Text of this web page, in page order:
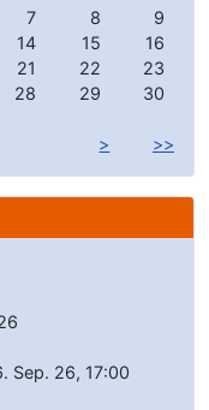
7 8
9
14 15
16
21 22
23
28 29
30
> >>
Sep. 26, 17:00